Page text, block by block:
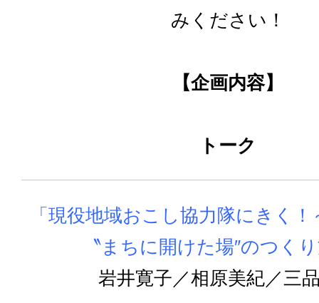
みください！
【企画内容】
トーク
「現役地域おこし協力隊にきく
〝まちに開けた場″のつく
岩井寛子／相原美紀／三